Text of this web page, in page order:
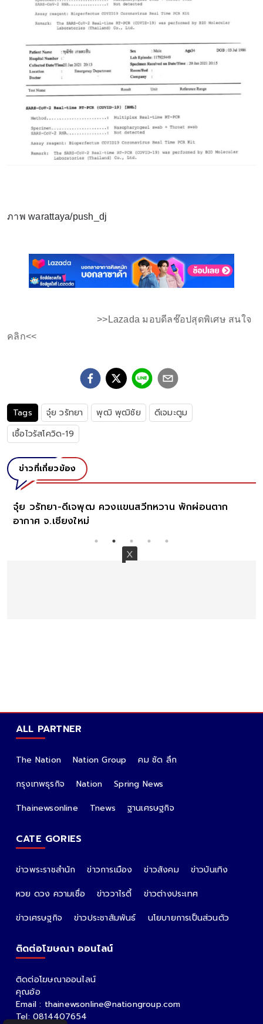
ภาพ warattaya/push_dj
>>Lazada มอบดีลช๊อปสุดพิเศษ สนใจ
คลิก<<
Tags จุ๋ย วรัทยา พุฒิ พุฒิชัย
ดีเจมะตูม
เชื้อไวรัสโควิด-19
ข่าวที่เกี่ยวข้อง
ผ่อนตาก
จุ๋ย วรัทยา อดใจไม่ไหว โผล่คอมเมนต์กลางไ
เจี๊ยบ หลังโพสต์แรกถึง เชียร์ ทิฆัมพร
ALL PARTNER
The Nation Nation Group
คม ชัด ลึก
กรุงเทพธุรกิจ
Nation
Spring News
Thainewsonline
Tnews ฐานเศรษฐกิจ
CATE GORIES
ข่าวพระราชสำนัก ข่าวการเมือง ข่าวสังคม
ข่าวบันเทิง
หวย ดวง ความเชื่อ
ข่าววาไรตี้
ข่าวต่างประเทศ
ข่าวเศรษฐกิจ
ข่าวประชาสัมพันธ์ นโยบายการเป็นส่วนตัว
ติดต่อโฆษณา ออนไลน์
ติดต่อโฆษณาออนไลน์
คุณอ้อ
Email : thainewsonline@nationgroup.com
Tel: 0814407654